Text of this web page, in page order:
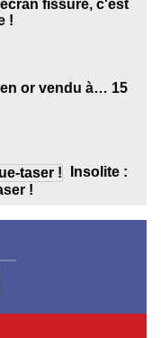
fissuré, c'est
!
or vendu à… 15
Insolite :
!